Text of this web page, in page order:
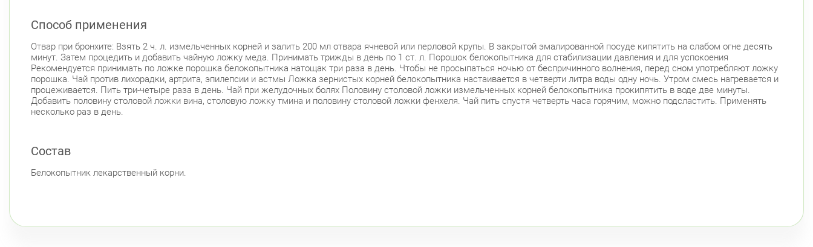
Способ применения
Отвар при бронхите: Взять 2 ч. л. измельченных корней и залить 200 мл отвара ячневой или перловой крупы. В закрытой эмалированной посуде кипятить на слабом огне десять
минут. Затем процедить и добавить чайную ложку меда. Принимать трижды в день по 1 ст. л. Порошок белокопытника для стабилизации давления и для успокоения
Рекомендуется принимать по ложке порошка белокопытника натощак три раза в день. Чтобы не просыпаться ночью от беспричинного волнения, перед сном употребляют ложку
порошка. Чай против лихорадки, артрита, эпилепсии и астмы Ложка зернистых корней белокопытника настаивается в четверти литра воды одну ночь. Утром смесь нагревается и
процеживается. Пить три-четыре раза в день. Чай при желудочных болях Половину столовой ложки измельченных корней белокопытника прокипятить в воде две минуты.
Добавить половину столовой ложки вина, столовую ложку тмина и половину столовой ложки фенхеля. Чай пить спустя четверть часа горячим, можно подсластить. Применять
несколько раз в день.
Состав
Белокопытник лекарственный корни.